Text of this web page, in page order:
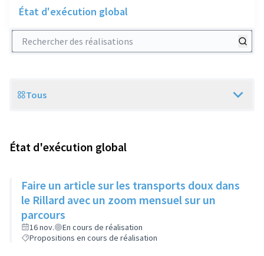
État d'exécution global
Rechercher des réalisations
Scope
Tous
État d'exécution global
Faire un article sur les transports doux dans
le Rillard avec un zoom mensuel sur un
parcours
16 nov.
En cours de réalisation
Propositions en cours de réalisation